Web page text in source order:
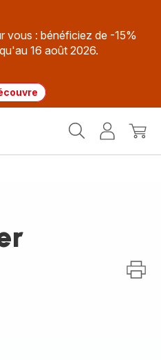
vous : bénéficiez de -15%
16 août 2026.
MonMon